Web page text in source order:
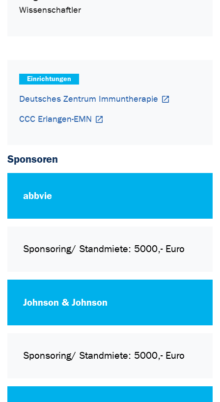
Wissenschaftler
Einrichtungen
Deutsches Zentrum Immuntherapie
CCC Erlangen-EMN
Sponsoren
abbvie
Sponsoring/ Standmiete: 5000,- Euro
Johnson & Johnson
Sponsoring/ Standmiete: 5000,- Euro